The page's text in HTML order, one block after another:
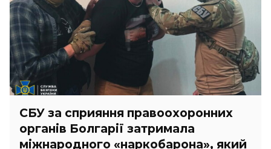
СБУ за сприяння правоохоронних
органів Болгарії затримала
міжнародного «наркобарона», який